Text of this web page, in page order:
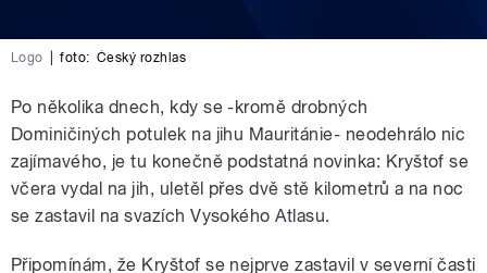
Logo foto: Český rozhlas
Po několika dnech, kdy se -kromě drobných
Dominičiných potulek na jihu Mauritánie- neodehrálo nic
zajímavého, je tu konečně podstatná novinka: Kryštof se
včera vydal na jih, uletěl přes dvě stě kilometrů a na noc
se zastavil na svazích Vysokého Atlasu.
Připomínám, že Kryštof se nejprve zastavil v severní časti